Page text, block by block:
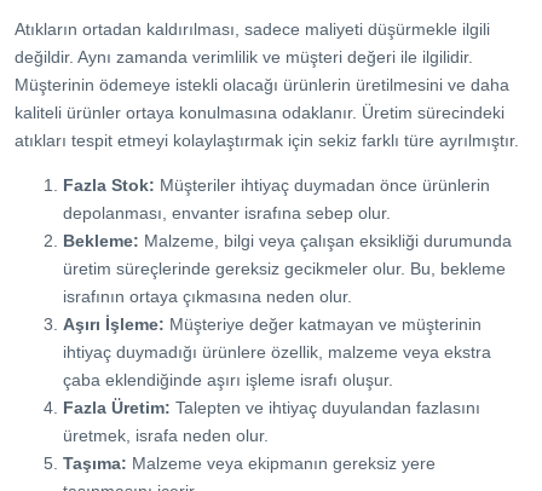
Atıkların ortadan kaldırılması, sadece maliyeti düşürmekle ilgili
değildir. Aynı zamanda verimlilik ve müşteri değeri ile ilgilidir.
Müşterinin ödemeye istekli olacağı ürünlerin üretilmesini ve daha
kaliteli ürünler ortaya konulmasına odaklanır. Üretim sürecindeki
atıkları tespit etmeyi kolaylaştırmak için sekiz farklı türe ayrılmıştır.
Fazla Stok: Müşteriler ihtiyaç duymadan önce ürünlerin
depolanması, envanter israfına sebep olur.
Bekleme: Malzeme, bilgi veya çalışan eksikliği durumunda
üretim süreçlerinde gereksiz gecikmeler olur. Bu, bekleme
israfının ortaya çıkmasına neden olur.
Aşırı İşleme: Müşteriye değer katmayan ve müşterinin
ihtiyaç duymadığı ürünlere özellik, malzeme veya ekstra
çaba eklendiğinde aşırı işleme israfı oluşur.
Fazla Üretim: Talepten ve ihtiyaç duyulandan fazlasını
üretmek, israfa neden olur.
Taşıma: Malzeme veya ekipmanın gereksiz yere